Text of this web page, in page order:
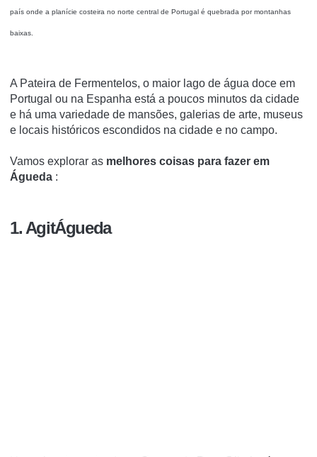
país onde a planície costeira no norte central de Portugal é quebrada por montanhas
baixas.
A Pateira de Fermentelos, o maior lago de água doce em
Portugal ou na Espanha está a poucos minutos da cidade
e há uma variedade de mansões, galerias de arte, museus
e locais históricos escondidos na cidade e no campo.
Vamos explorar as melhores coisas para fazer em
Águeda :
1. AgitÁgueda